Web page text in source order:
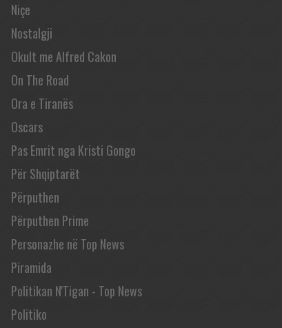
Niçe
Nostalgji
Okult me Alfred Cakon
On The Road
Ora e Tiranës
Oscars
Pas Emrit nga Kristi Gongo
Për Shqiptarët
Përputhen
Përputhen Prime
Personazhe në Top News
Piramida
Politikan N'Tigan - Top News
Politiko